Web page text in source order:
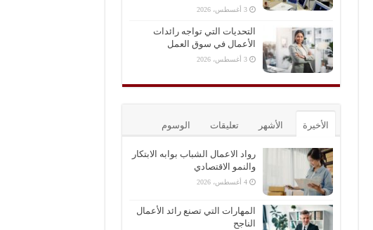
3 أغسطس، 2026
التحديات التي تواجه رائدات
الأعمال في سوق العمل
3 أغسطس، 2026
الأخيرة الأشهر تعليقات الوسوم
رواد الاعمال الشباب بوابه الابتكار
والنمو الاقتصادي
4 أغسطس، 2026
المهارات التي تصنع رائد الأعمال
الناجح